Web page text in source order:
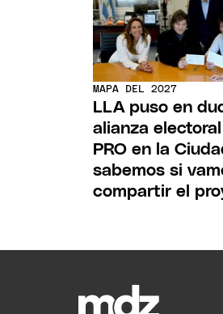
MAPA DEL 2027
LLA puso en
alianza electoral
PRO en la
sabemos si
compartir el